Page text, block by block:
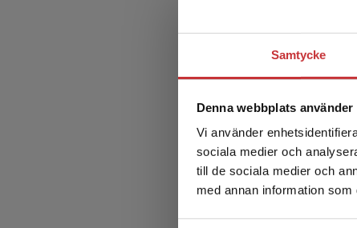
Samtycke
Denna webbplats
Vi använder
sociala medier och
till de sociala medier och
med annan information